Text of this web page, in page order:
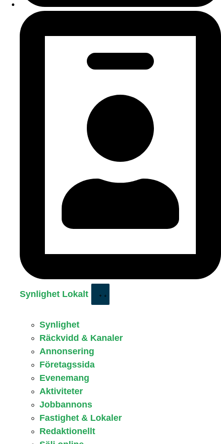
Synlighet Lokalt
Synlighet
Räckvidd & Kanaler
Annonsering
Företagssida
Evenemang
Aktiviteter
Jobbannons
Fastighet & Lokaler
Redaktionellt